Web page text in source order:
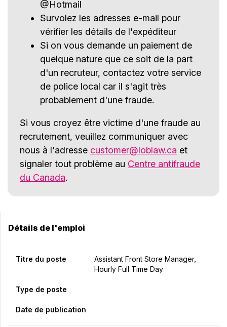
@Hotmail
Survolez les adresses e-mail pour
vérifier les détails de l'expéditeur
Si on vous demande un paiement de
quelque nature que ce soit de la part
d'un recruteur, contactez votre service
de police local car il s'agit très
probablement d'une fraude.
Si vous croyez être victime d'une fraude au
recrutement, veuillez communiquer avec
nous à l'adresse customer@loblaw.ca et
signaler tout problème au Centre antifraude
du Canada.
Détails de l'emploi
Titre du poste
Assistant Front Store Manager,
Hourly Full Time Day
Type de poste
Date de publication